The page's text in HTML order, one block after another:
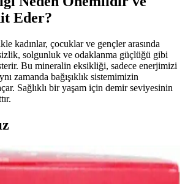
Eder?
kadınlar, çocuklar ve gençler arasında
solgunluk ve odaklanma güçlüğü gibi
Bu mineralin eksikliği, sadece enerjimizi
zamanda bağışıklık sistemimizin
Sağlıklı bir yaşam için demir seviyesinin
ve Kullanımı: Sağlıklı Kan
Temel Rol